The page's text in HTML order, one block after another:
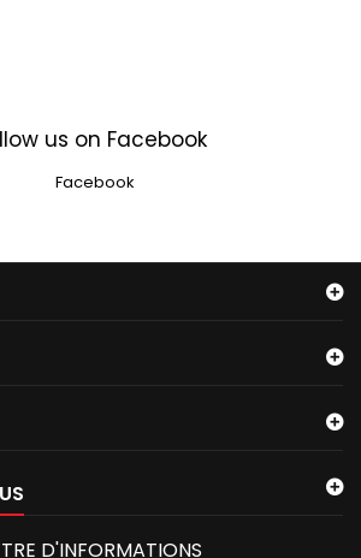
us on Facebook
Facebook
D'INFORMATIONS